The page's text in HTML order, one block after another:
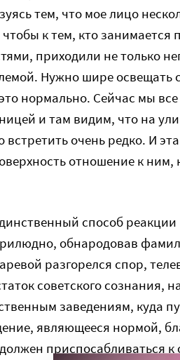
тем, что мое лицо
к тем, кто занимается
приходили не только
Нужно шире освещать
нормально. Сейчас мы
и там видим, что на
очень редко. И
отношение к ним,
способ
обнародовав
разгорелся спор,
советского сознания,
заведениям, куда
являющееся нормой,
приспосабливаться